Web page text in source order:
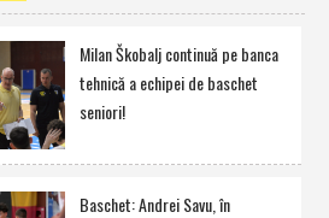
Milan Škobalj continuă pe banca
tehnică a echipei de baschet
seniori!
Baschet: Andrei Savu, în